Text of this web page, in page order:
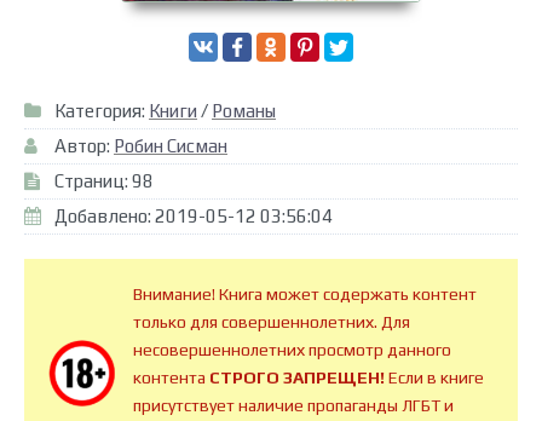
Категория: Книги / Романы
Автор: Робин Сисман
Страниц: 98
Добавлено: 2019-05-12 03:56:04
Внимание! Книга может содержать контент
только для совершеннолетних. Для
несовершеннолетних просмотр данного
контента СТРОГО ЗАПРЕЩЕН!Если в книге
присутствует наличие пропаганды ЛГБТ и